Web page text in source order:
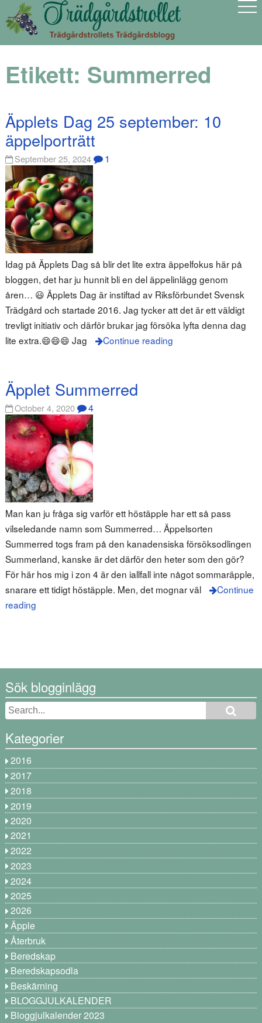
Etikett: Summerred
Äpplets Dag 25 september: 10
äppelporträtt
September 25, 2024 1
Idag på Äpplets Dag så blir det lite extra äppelfokus här på
bloggen, det har ju hunnit bli en del äppelinlägg genom
åren… 😃 Äpplets Dag är instiftad av Riksförbundet Svensk
Trädgård och startade 2016. Jag tycker att det är ett väldigt
trevligt initiativ och därför brukar jag försöka lyfta denna dag
lite extra.😄😄😄 Jag
Continue reading
Äpplet Summerred
October 4, 2020 4
Man kan ju fråga sig varför ett höstäpple har ett så pass
vilseledande namn som Summerred… Äppelsorten
Summerred togs fram på den kanadensiska försöksodlingen
Summerland, kanske är det därför den heter som den gör?
För här hos mig i zon 4 är den iallfall inte något sommaräpple,
snarare ett tidigt höstäpple. Men, det mognar väl
Continue
reading
Sök blogginlägg
Kategorier
2016
2017
2018
2019
2020
2021
2022
2023
2024
2025
2026
Äpple
Återbruk
Beredskap
Beredskapsodla
Beskärning
BLOGGJULKALENDER
Bloggjulkalender 2023